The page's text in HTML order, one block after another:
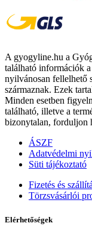
A gyogyline.hu a
található információk
nyilvánosan fellelhető
származnak. Ezek
Minden esetben
található, illetve a
bizonytalan, forduljon
ÁSZF
Adatvédelmi
Süti tájékoztató
Fizetés és
Törzsvásárlói
Elérhetőségek